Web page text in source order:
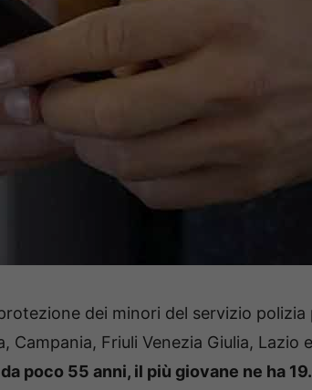
dei minori del servizio polizia
Friuli Venezia Giulia, Lazio
poco 55 anni, il più giovane ne ha 19.